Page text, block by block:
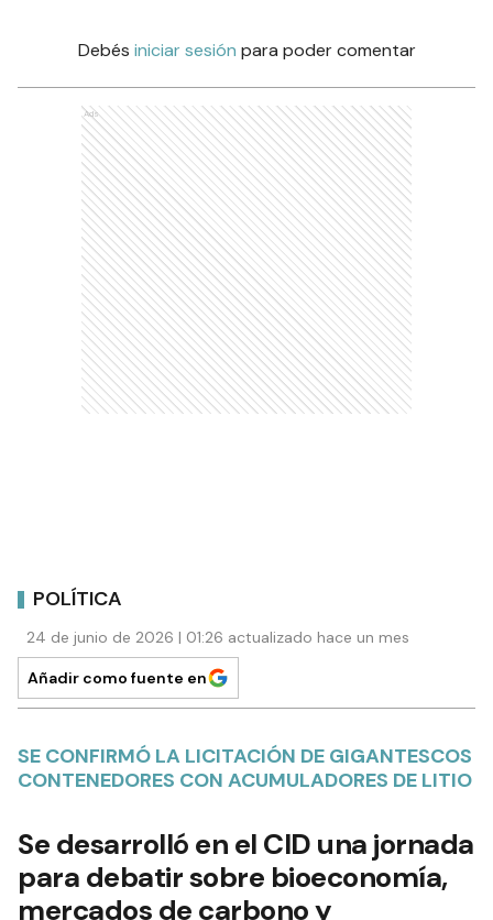
Debés iniciar sesión para poder comentar
Ads
POLÍTICA
24 de junio de 2026 | 01:26 actualizado hace un mes
Añadir como fuente en
SE CONFIRMÓ LA LICITACIÓN DE GIGANTESCOS
CONTENEDORES CON ACUMULADORES DE LITIO
Se desarrolló en el CID una jornada
para debatir sobre bioeconomía,
mercados de carbono y